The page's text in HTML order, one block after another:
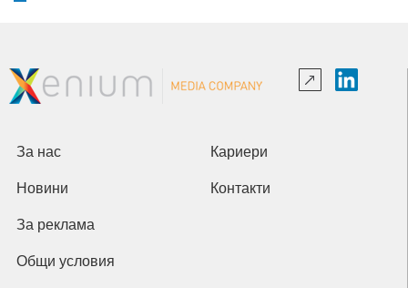
За нас Кариери
Новини Контакти
За реклама
Общи условия